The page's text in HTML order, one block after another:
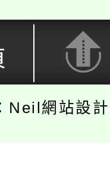
Neil網站設